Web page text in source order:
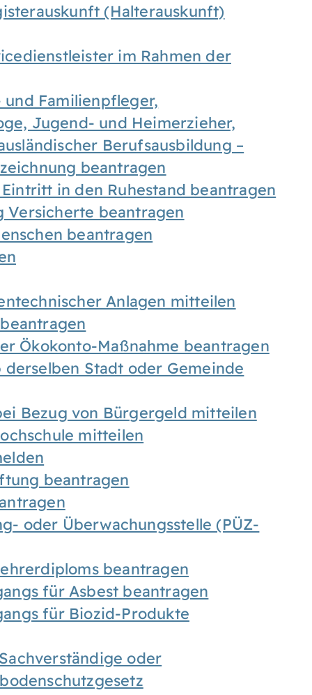
(Halterauskunft)
im Rahmen der
Familienpfleger,
Jugend- und Heimerzieher,
Berufsausbildung –
beantragen
in den Ruhestand beantragen
Versicherte beantragen
beantragen
Anlagen mitteilen
Ökokonto-Maßnahme beantragen
Stadt oder Gemeinde
Bezug von Bürgergeld mitteilen
mitteilen
beantragen
oder Überwachungsstelle (PÜZ-
beantragen
für Asbest beantragen
für Biozid-Produkte
oder